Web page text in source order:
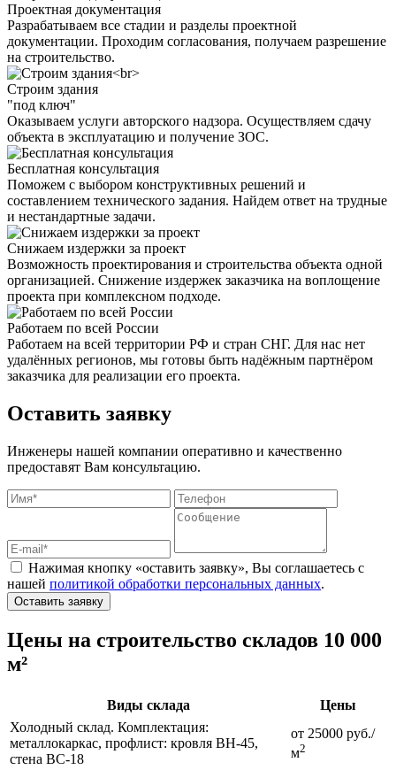
Проектная документация
Разрабатываем все стадии и разделы проектной
документации. Проходим согласования, получаем разрешение
на строительство.
Строим здания
"под ключ"
Оказываем услуги авторского надзора. Осуществляем сдачу
объекта в эксплуатацию и получение ЗОС.
Бесплатная консультация
Поможем с выбором конструктивных решений и
составлением технического задания. Найдем ответ на трудные
и нестандартные задачи.
Снижаем издержки за проект
Возможность проектирования и строительства объекта одной
организацией. Снижение издержек заказчика на воплощение
проекта при комплексном подходе.
Работаем по всей России
Работаем на всей территории РФ и стран СНГ. Для нас нет
удалённых регионов, мы готовы быть надёжным партнёром
заказчика для реализации его проекта.
Оставить заявку
Инженеры нашей компании оперативно и качественно
предоставят Вам консультацию.
Нажимая кнопку «оставить заявку», Вы соглашаетесь с
нашей политикой обработки персональных данных.
Оставить заявку
Цены на строительство складов 10 000
м²
Виды склада
Цены
Холодный склад. Комплектация:
металлокаркас, профлист: кровля ВН-45,
стена ВС-18
от 25000 руб./
м2